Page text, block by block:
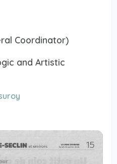
Coordinator)
and Artistic